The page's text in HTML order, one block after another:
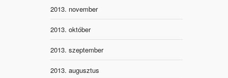
2013. november
2013. október
2013. szeptember
2013. augusztus